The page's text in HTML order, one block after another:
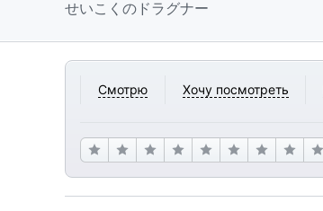
せいこくのドラグナー
Смотрю Хочу посмотреть